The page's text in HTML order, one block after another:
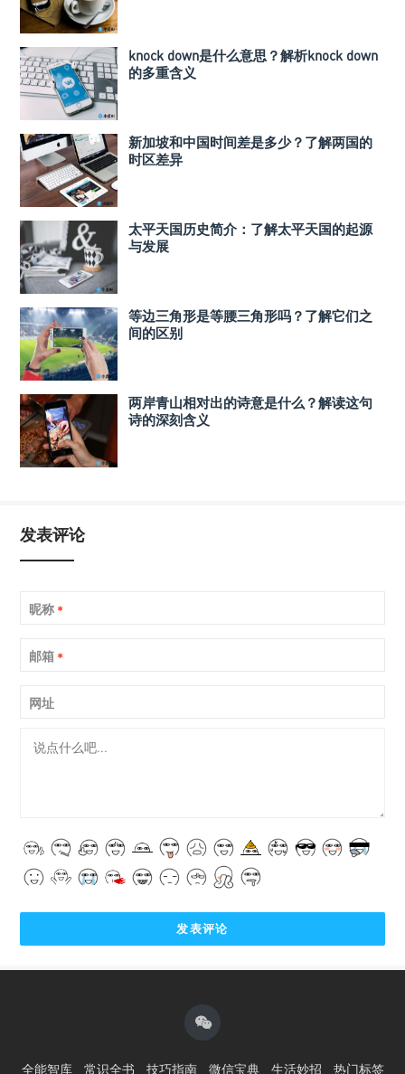
knock down是什么意思？解析knock down
的多重含义
新加坡和中国时间差是多少？了解两国的
时区差异
太平天国历史简介：了解太平天国的起源
与发展
等边三角形是等腰三角形吗？了解它们之
间的区别
两岸青山相对出的诗意是什么？解读这句
诗的深刻含义
发表评论
昵称 *
邮箱 *
网址
全能智库 常识全书 技巧指南 微信宝典 生活妙招 热门标签